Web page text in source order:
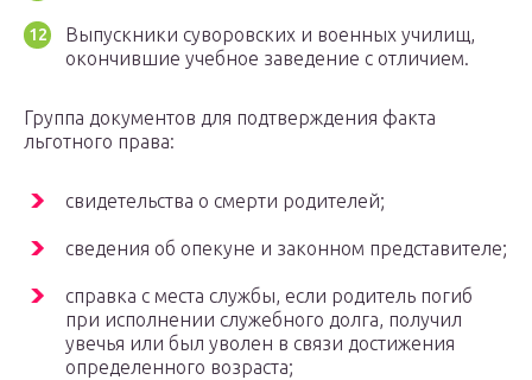
Выпускники суворовских и военных училищ,
окончившие учебное заведение с отличием.
Группа документов для подтверждения факта
льготного права:
свидетельства о смерти родителей;
сведения об опекуне и законном представителе;
справка с места службы, если родитель погиб
при исполнении служебного долга, получил
увечья или был уволен в связи достижения
определенного возраста;